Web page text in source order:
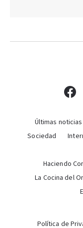
Últimas noticias
Sociedad
Haciendo
La Cocina del
Política de